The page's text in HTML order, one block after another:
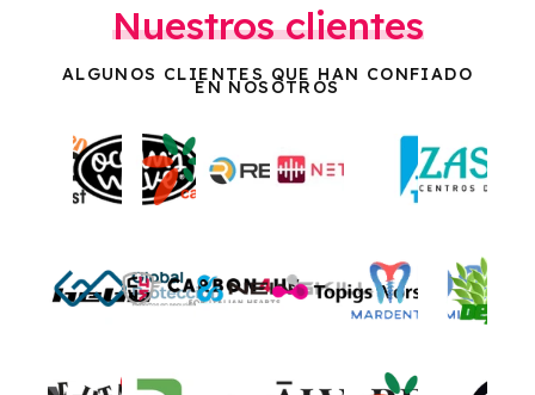
Nuestros clientes
ALGUNOS CLIENTES QUE HAN CONFIADO
EN NOSOTROS